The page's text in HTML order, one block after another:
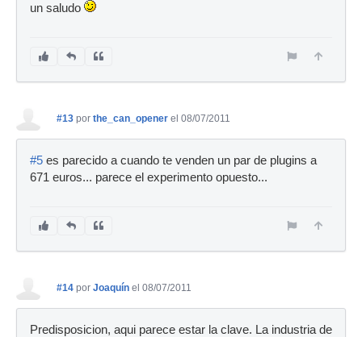
un saludo
#13 por the_can_opener el 08/07/2011
#5 es parecido a cuando te venden un par de plugins a
671 euros... parece el experimento opuesto...
#14 por Joaquín el 08/07/2011
Predisposicion, aqui parece estar la clave. La industria de